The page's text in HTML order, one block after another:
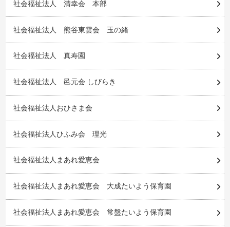
社会福祉法人 清幸会 本部
社会福祉法人 熊谷東雲会 玉の緒
社会福祉法人 真寿園
社会福祉法人 邑元会 しびらき
社会福祉法人おひさま会
社会福祉法人ひふみ会 理光
社会福祉法人まあれ愛恵会
社会福祉法人まあれ愛恵会 大成たいよう保育園
社会福祉法人まあれ愛恵会 常盤たいよう保育園